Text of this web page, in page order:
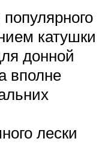
катушки
донной
вполне
лески